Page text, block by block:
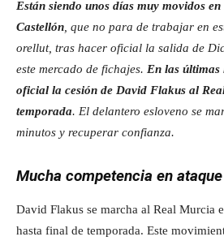
Están siendo unos días muy movidos
Castellón , que no para de trabajar en
orellut, tras hacer oficial la salida de
este mercado de fichajes. En las últimas
oficial la cesión de David Flakus al
temporada. El delantero esloveno se
minutos y recuperar confianza.
Mucha competencia en ataque
David Flakus se marcha al Real Murcia
hasta final de temporada. Este